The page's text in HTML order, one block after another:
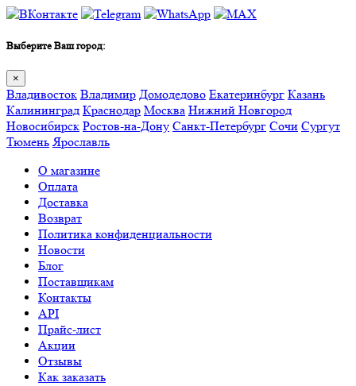
Выберите Ваш город:
×
Владивосток Владимир Домодедово Екатеринбург Казань
Калининград Краснодар Москва Нижний Новгород
Новосибирск Ростов-на-Дону Санкт-Петербург Сочи Сургут
Тюмень Ярославль
О магазине
Оплата
Доставка
Возврат
Политика конфиденциальности
Новости
Блог
Поставщикам
Контакты
API
Прайс-лист
Акции
Отзывы
Как заказать